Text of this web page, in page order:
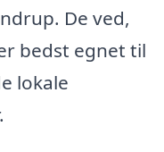
De ved,
bedst egnet til
lokale